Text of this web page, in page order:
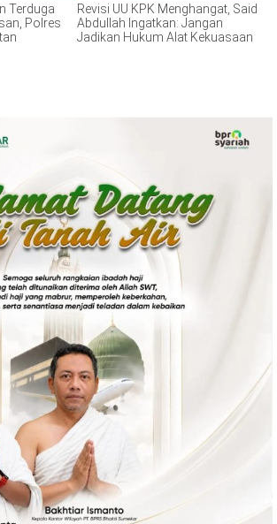
Terduga
Polres
Revisi UU KPK Menghangat, Said
Abdullah Ingatkan: Jangan
Jadikan Hukum Alat Kekuasaan